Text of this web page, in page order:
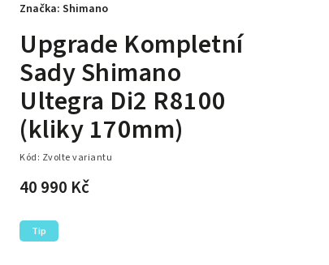
Upgrade Kompletní
Sady Shimano
Ultegra Di2 R8100
(kliky 170mm)
Kód: Zvolte variantu
40 990 Kč
Tip
Značka:Shimano